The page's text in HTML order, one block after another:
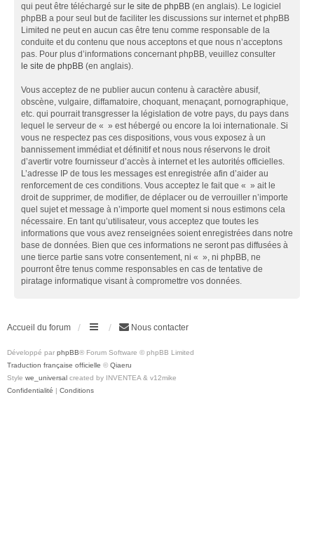
qui peut être téléchargé sur le site de phpBB (en anglais). Le logiciel
phpBB a pour seul but de faciliter les discussions sur internet et phpBB
Limited ne peut en aucun cas être tenu comme responsable de la
conduite et du contenu que nous acceptons et que nous n’acceptons
pas. Pour plus d’informations concernant phpBB, veuillez consulter
le site de phpBB (en anglais).
Vous acceptez de ne publier aucun contenu à caractère abusif,
obscène, vulgaire, diffamatoire, choquant, menaçant, pornographique,
etc. qui pourrait transgresser la législation de votre pays, du pays dans
lequel le serveur de « » est hébergé ou encore la loi internationale. Si
vous ne respectez pas ces dispositions, vous vous exposez à un
bannissement immédiat et définitif et nous nous réservons le droit
d’avertir votre fournisseur d’accès à internet et les autorités officielles.
L’adresse IP de tous les messages est enregistrée afin d’aider au
renforcement de ces conditions. Vous acceptez le fait que « » ait le
droit de supprimer, de modifier, de déplacer ou de verrouiller n’importe
quel sujet et message à n’importe quel moment si nous estimons cela
nécessaire. En tant qu’utilisateur, vous acceptez que toutes les
informations que vous avez renseignées soient enregistrées dans notre
base de données. Bien que ces informations ne seront pas diffusées à
une tierce partie sans votre consentement, ni « », ni phpBB, ne
pourront être tenus comme responsables en cas de tentative de
piratage informatique visant à compromettre vos données.
Accueil du forum Nous contacter
Développé par phpBB® Forum Software © phpBB Limited
Traduction française officielle © Qiaeru
Style we_universal created by INVENTEA & v12mike
Confidentialité | Conditions